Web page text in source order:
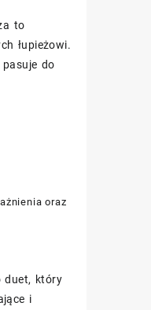
to
łupieżowi.
do
oraz
duet, który
i